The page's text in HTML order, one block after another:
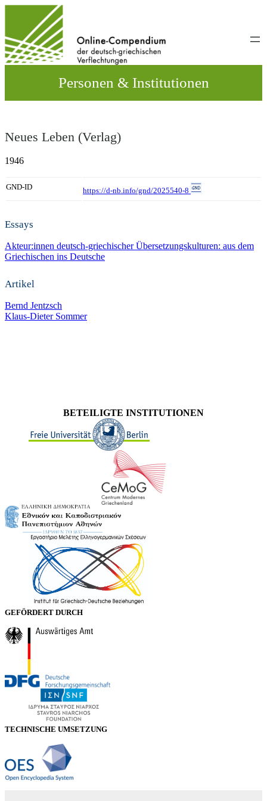
wechseln
Personen & Institutionen
Neues Leben (Verlag)
1946
GND-ID https://d-nb.info/gnd/2025540-8
Essays
Akteur:innen deutsch-griechischer Übersetzungskulturen: aus dem
Griechischen ins Deutsche
Artikel
Bernd Jentzsch
Klaus-Dieter Sommer
BETEILIGTE INSTITUTIONEN
GEFÖRDERT DURCH
TECHNISCHE UMSETZUNG